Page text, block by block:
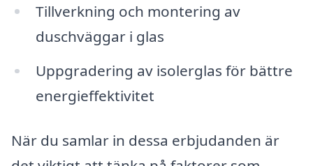
Tillverkning och montering av
duschväggar i glas
Uppgradering av isolerglas för bättre
energieffektivitet
När du samlar in dessa erbjudanden är